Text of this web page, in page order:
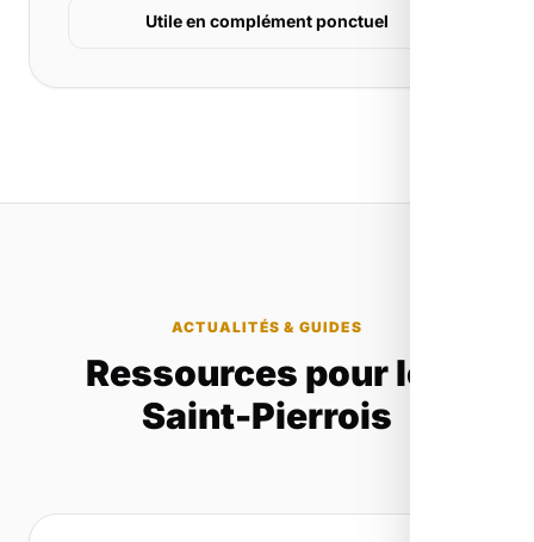
Utile en complément ponctuel
ACTUALITÉS & GUIDES
Ressources pour les
Saint-Pierrois